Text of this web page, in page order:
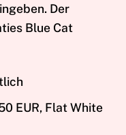
Der
Blue Cat
EUR, Flat White